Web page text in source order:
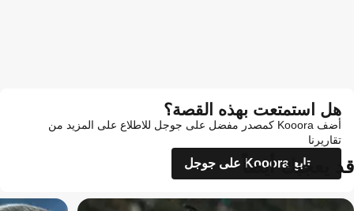
هل استمتعت بهذه القصة؟
أضف Kooora كمصدر مفضل على جوجل للاطلاع على المزيد من
تقاريرنا
تابع Kooora على جوجل
قد يعجبك أيضاً